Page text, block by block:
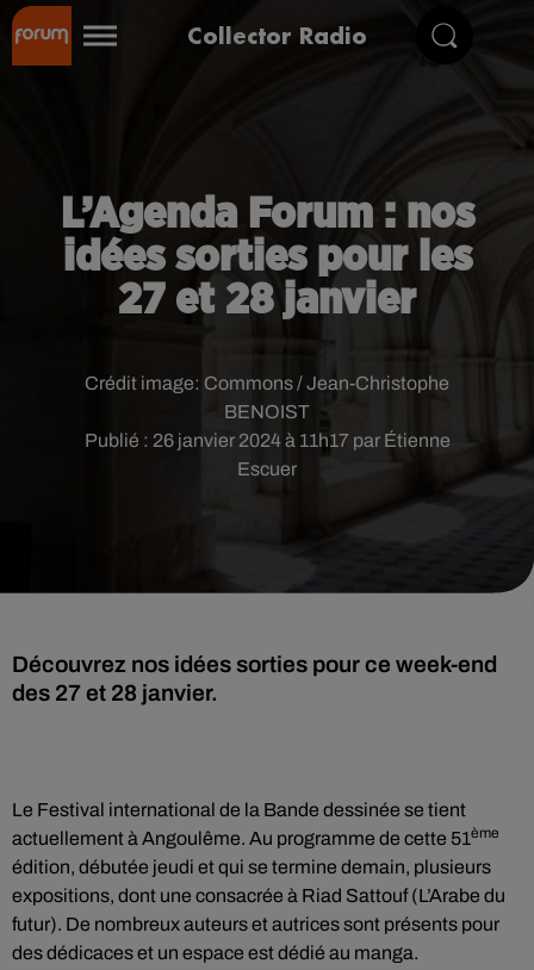
Collector Radio
L’Agenda Forum : nos
idées sorties pour les
27 et 28 janvier
Publié : 26 janvier 2024 à 11h17 par Étienne
Escuer
Crédit image: Commons / Jean-Christophe
BENOIST
Découvrez nos idées sorties pour ce week-end
des 27 et 28 janvier.
Le Festival international de la Bande dessinée se tient
actuellement à Angoulême. Au programme de cette 51ème
édition, débutée jeudi et qui se termine demain, plusieurs
expositions, dont une consacrée à Riad Sattouf (L’Arabe du
futur). De nombreux auteurs et autrices sont présents pour
des dédicaces et un espace est dédié au manga.